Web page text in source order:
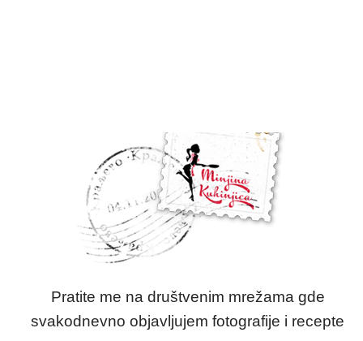
Pratite me na društvenim mrežama gde
svakodnevno objavljujem fotografije i recepte